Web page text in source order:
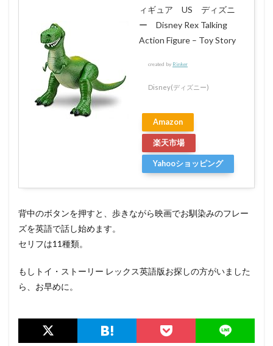
ィギュア US ディズニ
ー Disney Rex Talking
Action Figure – Toy Story
created by Rinker
Disney(ディズニー)
Amazon
楽天市場
Yahooショッピング
背中のボタンを押すと、歩きながら映画でお馴染みのフレー
ズを英語で話し始めます。
セリフは11種類。
もしトイ・ストーリー レックス英語版お探しの方がいました
ら、お早めに。